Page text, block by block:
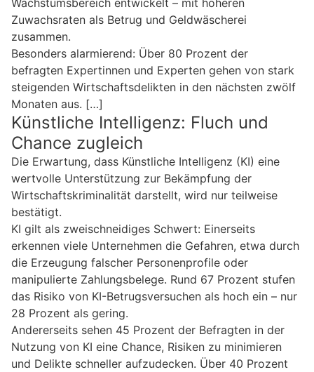
Zuwachsraten als Betrug und Geldwäscherei
zusammen.
Besonders alarmierend: Über 80 Prozent der
befragten Expertinnen und Experten gehen von stark
steigenden Wirtschaftsdelikten in den nächsten zwölf
Monaten aus. […]
Künstliche Intelligenz: Fluch und
Chance zugleich
Die Erwartung, dass Künstliche Intelligenz (KI) eine
wertvolle Unterstützung zur Bekämpfung der
Wirtschaftskriminalität darstellt, wird nur teilweise
bestätigt.
KI gilt als zweischneidiges Schwert: Einerseits
erkennen viele Unternehmen die Gefahren, etwa durch
die Erzeugung falscher Personenprofile oder
manipulierte Zahlungsbelege. Rund 67 Prozent stufen
das Risiko von KI-Betrugsversuchen als hoch ein – nur
28 Prozent als gering.
Andererseits sehen 45 Prozent der Befragten in der
Nutzung von KI eine Chance, Risiken zu minimieren
und Delikte schneller aufzudecken. Über 40 Prozent